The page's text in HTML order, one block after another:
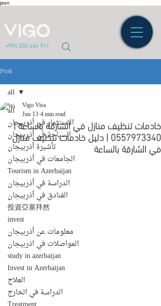
json
+994 555 444 911
Post
all
الاستثمار في أذربيجان
السياحة في أذربيجان
تأشيرة أذربيجان
الجامعات في أذربيجان
Tourism in Azerbaijan
الدراسة في أذربيجان
الفنادق في أذربيجان
投資亞塞拜然
invest
معلومات عن أذربيجان
المواصلات في اذربيجان
study in azerbaijan
Invest in Azerbaijan
العلاج
الدراسة في الخارج
all
خادمات تنظيف منازل في الشارقة بالساعة |
0557973340 | دليل خادمات تنظيف منازل
في الشارقة بالساعة
Vigo Visa
Jun 134 min read